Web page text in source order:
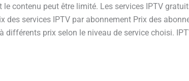
contenu peut être limité. Les services IPTV
services IPTV par abonnement Prix des
prix selon le niveau de service choisi.